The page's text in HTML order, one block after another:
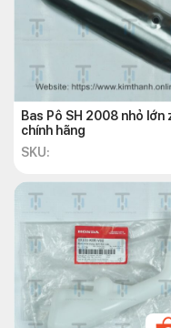
Bas Pô SH 2008 nhỏ lớn
chính hãng
SKU: